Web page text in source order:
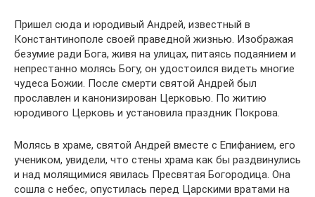
Пришел сюда и юродивый Андрей, известный в
Константинополе своей праведной жизнью. Изображая
безумие ради Бога, живя на улицах, питаясь подаянием и
непрестанно молясь Богу, он удостоился видеть многие
чудеса Божии. После смерти святой Андрей был
прославлен и канонизирован Церковью. По житию
юродивого Церковь и установила праздник Покрова.
Молясь в храме, святой Андрей вместе с Епифанием, его
учеником, увидели, что стены храма как бы раздвинулись
и над молящимися явилась Пресвятая Богородица. Она
сошла с небес, опустилась перед Царскими вратами на